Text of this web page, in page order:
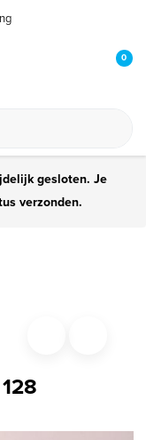
0
gesloten. Je
verzonden.